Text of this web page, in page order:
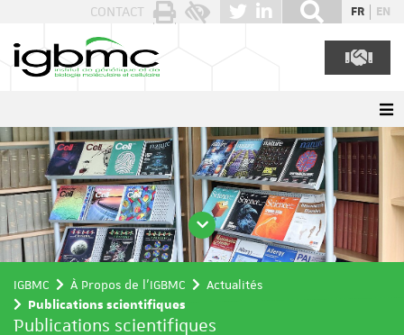
CONTACT FR EN
IGBMC À Propos de l'IGBMC
Actualités
Publications scientifiques
Publications scientifiques
Panneau de gestion des cookies